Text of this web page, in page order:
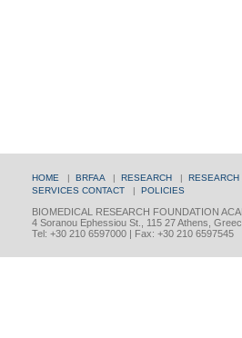
HOME | BRFAA | RESEARCH | RESEARCH
SERVICES CONTACT | POLICIES
BIOMEDICAL RESEARCH FOUNDATION
4 Soranou Ephessiou St., 115 27 Athens,
Tel: +30 210 6597000 | Fax: +30 210 6597545